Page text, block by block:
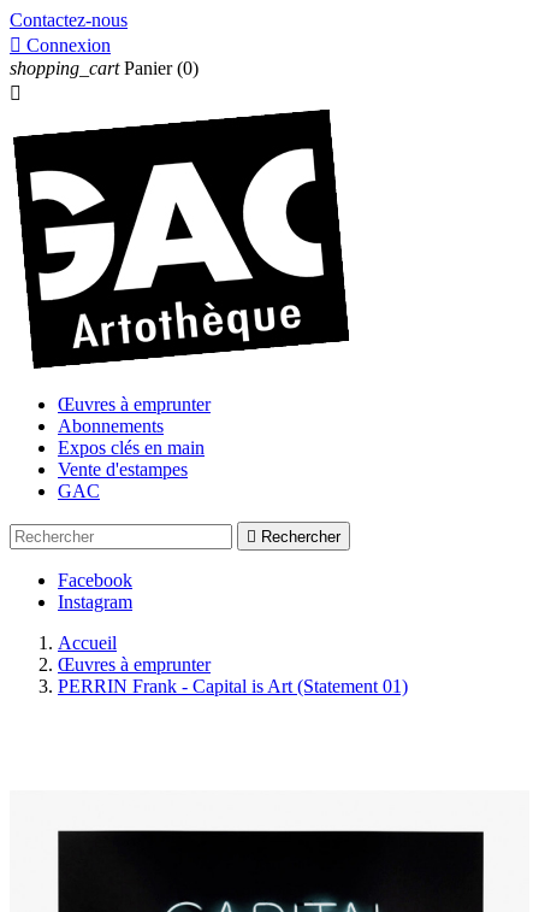
Contactez-nous
 Connexion
shopping_cart Panier (0)

Œuvres à emprunter
Abonnements
Expos clés en main
Vente d'estampes
GAC
 Rechercher
Facebook
Instagram
Accueil
Œuvres à emprunter
PERRIN Frank - Capital is Art (Statement 01)